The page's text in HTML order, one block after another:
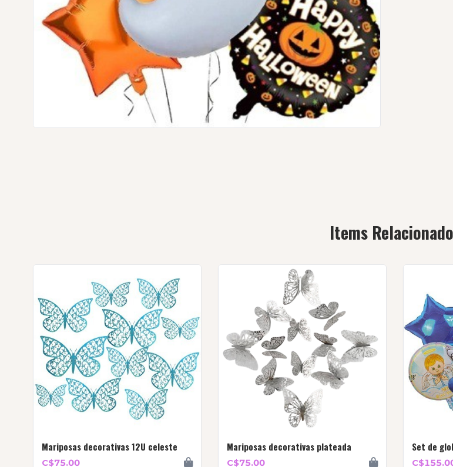
Items
Mariposas decorativas 12U celeste
C$75.00
Mariposas decorativas plateada
C$75.00
Set de